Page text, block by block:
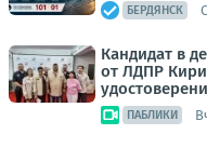
БЕРДЯНСК
Кандидат в
от ЛДПР
ПАБЛИКИ